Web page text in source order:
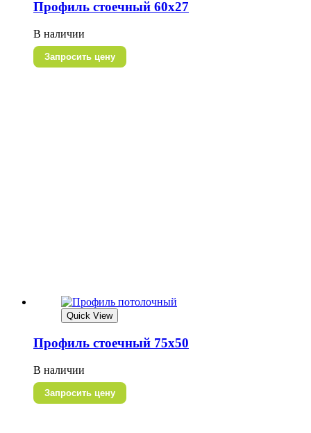
Профиль стоечный 60х27
В наличии
Запросить цену
Quick View
Профиль стоечный 75х50
В наличии
Запросить цену